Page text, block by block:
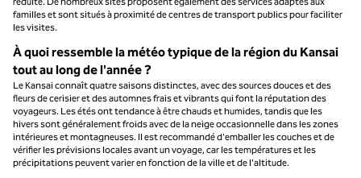
familles et sont situés à proximité de centres de transport publics pour faciliter
les visites.
À quoi ressemble la météo typique de la région du Kansai
tout au long de l'année ?
Le Kansai connaît quatre saisons distinctes, avec des sources douces et des
fleurs de cerisier et des automnes frais et vibrants qui font la réputation des
voyageurs. Les étés ont tendance à être chauds et humides, tandis que les
hivers sont généralement froids avec de la neige occasionnelle dans les zones
intérieures et montagneuses. Il est recommandé d'emballer les couches et de
vérifier les prévisions locales avant un voyage, car les températures et les
précipitations peuvent varier en fonction de la ville et de l'altitude.